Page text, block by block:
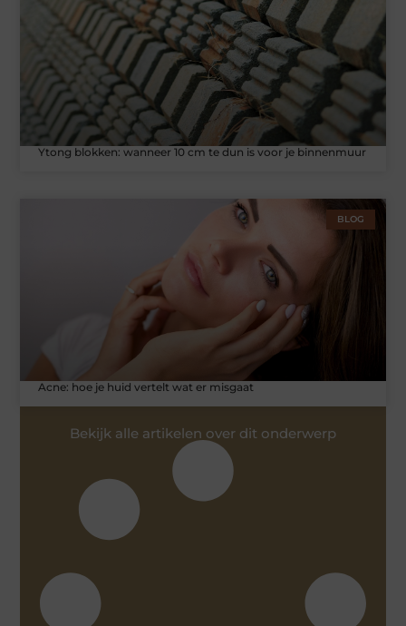
Ytong blokken: wanneer 10 cm te dun is voor je binnenmuur
BLOG
Acne: hoe je huid vertelt wat er misgaat
Bekijk alle artikelen over dit onderwerp